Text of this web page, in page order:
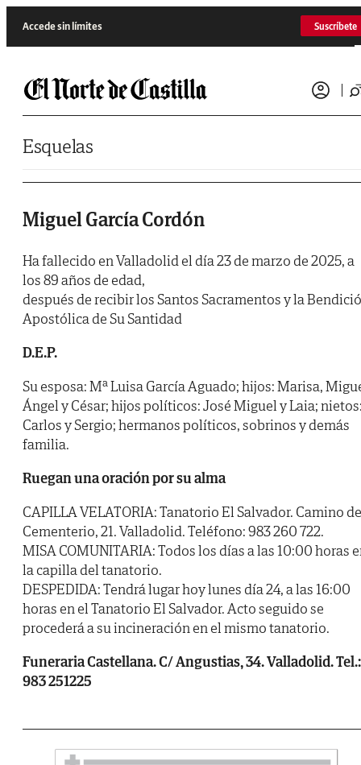
Accede sin límites Suscríbete
Esquelas
Miguel García Cordón
Ha fallecido en Valladolid el día 23 de marzo de 2025, a
los 89 años de edad,
después de recibir los Santos Sacramentos y la
Apostólica de Su Santidad
D.E.P.
Su esposa: Mª Luisa García Aguado; hijos: Marisa,
Ángel y César; hijos políticos: José Miguel y Laia;
Carlos y Sergio; hermanos políticos, sobrinos y demás
familia.
Ruegan una oración por su alma
CAPILLA VELATORIA: Tanatorio El Salvador. Camino
Cementerio, 21. Valladolid. Teléfono: 983 260 722.
MISA COMUNITARIA: Todos los días a las 10:00 horas
la capilla del tanatorio.
DESPEDIDA: Tendrá lugar hoy lunes día 24, a las 16:00
horas en el Tanatorio El Salvador. Acto seguido se
procederá a su incineración en el mismo tanatorio.
Funeraria Castellana. C/ Angustias, 34. Valladolid. Tel.:
983 251225